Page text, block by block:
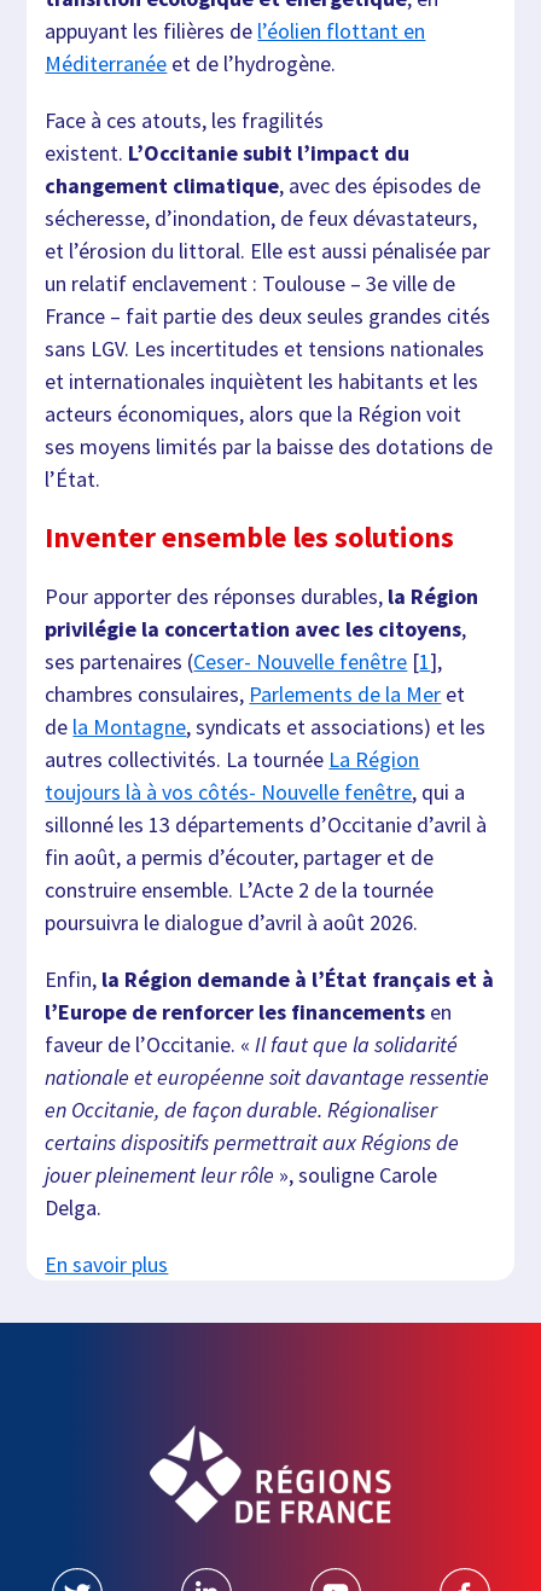
appuyant les filières de l’éolien flottant en
Méditerranée et de l’hydrogène.
Face à ces atouts, les fragilités
existent. L’Occitanie subit l’impact du
changement climatique, avec des épisodes de
sécheresse, d’inondation, de feux dévastateurs,
et l’érosion du littoral. Elle est aussi pénalisée par
un relatif enclavement : Toulouse – 3e ville de
France – fait partie des deux seules grandes cités
sans LGV. Les incertitudes et tensions nationales
et internationales inquiètent les habitants et les
acteurs économiques, alors que la Région voit
ses moyens limités par la baisse des dotations de
l’État.
Inventer ensemble les solutions
Pour apporter des réponses durables, la Région
privilégie la concertation avec les citoyens,
ses partenaires (Ceser- Nouvelle fenêtre [1],
chambres consulaires, Parlements de la Mer et
de la Montagne, syndicats et associations) et les
autres collectivités. La tournée La Région
toujours là à vos côtés- Nouvelle fenêtre, qui a
sillonné les 13 départements d’Occitanie d’avril à
fin août, a permis d’écouter, partager et de
construire ensemble. L’Acte 2 de la tournée
poursuivra le dialogue d’avril à août 2026.
Enfin, la Région demande à l’État français et à
l’Europe de renforcer les financements en
faveur de l’Occitanie. «Il faut que la solidarité
nationale et européenne soit davantage ressentie
en Occitanie, de façon durable. Régionaliser
certains dispositifs permettrait aux Régions de
jouer pleinement leur rôle », souligne Carole
Delga.
En savoir plus